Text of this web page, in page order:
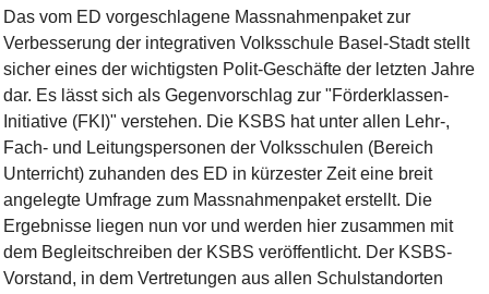
Das vom ED vorgeschlagene Massnahmenpaket zur
Verbesserung der integrativen Volksschule Basel-Stadt stellt
sicher eines der wichtigsten Polit-Geschäfte der letzten Jahre
dar. Es lässt sich als Gegenvorschlag zur "Förderklassen-
Initiative (FKI)" verstehen. Die KSBS hat unter allen Lehr-,
Fach- und Leitungspersonen der Volksschulen (Bereich
Unterricht) zuhanden des ED in kürzester Zeit eine breit
angelegte Umfrage zum Massnahmenpaket erstellt. Die
Ergebnisse liegen nun vor und werden hier zusammen mit
dem Begleitschreiben der KSBS veröffentlicht. Der KSBS-
Vorstand, in dem Vertretungen aus allen Schulstandorten